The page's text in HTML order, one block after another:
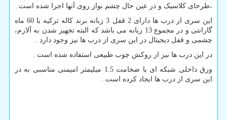
،طرحای کلاسیک و در عین حال چشم نواز روی آنها اجرا شده است.
این سری از درب ها دارای 2 قفل 3 زبانه برند کاله ترکیه با 60 ماه
گارانتی و در مجموع 13 زبانه می باشد که البته تجهیز شدن به آلارم،
چشمی و قفل دیجیتال در این سری از درب ها نیز وجود دارد .
در این درب ها نیز از روکش چوب طبیعی استفاده شده است .
ورق داخلی شبکه ای با ضخامت 1.5 میلیمتر امیمنی مناسبی به در
این سری از درب ها ایجاد کرده است .